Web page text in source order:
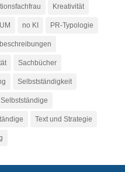
Kreativität
no KI PR-Typologie
Sachbücher
Selbstständigkeit
Text und Strategie